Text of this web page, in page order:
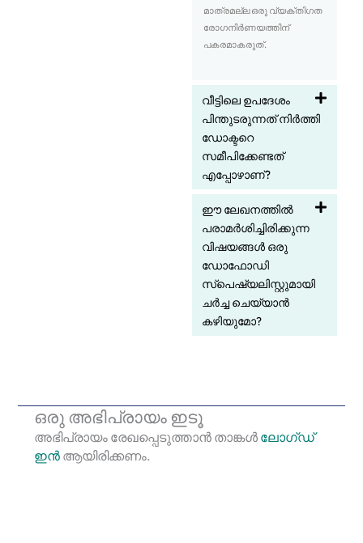
മാത്രമല്ല ഒരു വ്യക്തിഗത
രോഗനിർണയത്തിന്
പകരമാകരുത്.
വീട്ടിലെ ഉപദേശം
പിന്തുടരുന്നത് നിർത്തി
ഡോക്ടറെ
സമീപിക്കേണ്ടത്
എപ്പോഴാണ്?
ഈ ലേഖനത്തിൽ
പരാമർശിച്ചിരിക്കുന്ന
വിഷയങ്ങൾ ഒരു
ഡോഫോഡി
സ്പെഷ്യലിസ്റ്റുമായി
ചർച്ച ചെയ്യാൻ
കഴിയുമോ?
ഒരു അഭിപ്രായം ഇടൂ
അഭിപ്രായം രേഖപ്പെടുത്താ‍ൻ താങ്കൾ ലോഗ്ഡ്
ഇൻ ആയിരിക്കണം.